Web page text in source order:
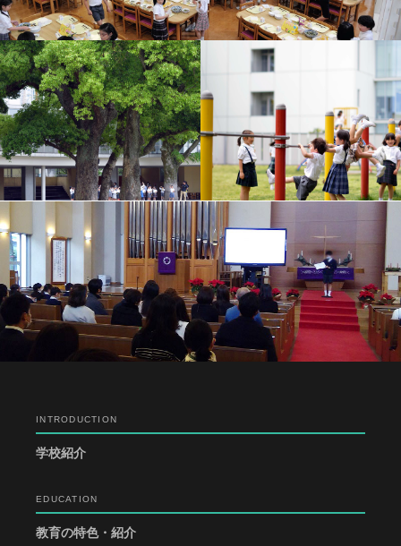
INTRODUCTION
学校紹介
EDUCATION
教育の特色・紹介